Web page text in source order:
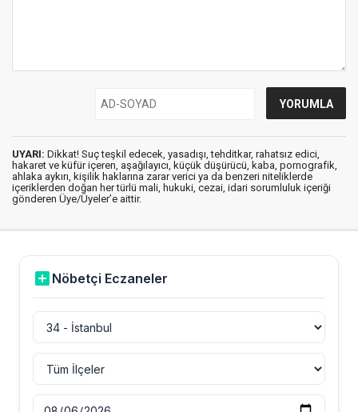
UYARI: Dikkat! Suç teşkil edecek, yasadışı, tehditkar, rahatsız edici,
hakaret ve küfür içeren, aşağılayıcı, küçük düşürücü, kaba, pornografik,
ahlaka aykırı, kişilik haklarına zarar verici ya da benzeri niteliklerde
içeriklerden doğan her türlü mali, hukuki, cezai, idari sorumluluk içeriği
gönderen Üye/Üyeler’e aittir.